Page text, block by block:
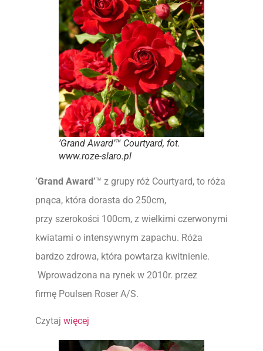
’Grand Award’™ Courtyard, fot.
www.roze-slaro.pl
’Grand Award’™ z grupy róż Courtyard, to róża
pnąca, która dorasta do 250cm,
przy szerokości 100cm, z wielkimi czerwonymi
kwiatami o intensywnym zapachu. Róża
bardzo zdrowa, która powtarza kwitnienie.
Wprowadzona na rynek w 2010r. przez
firmę Poulsen Roser A/S.
Czytaj więcej